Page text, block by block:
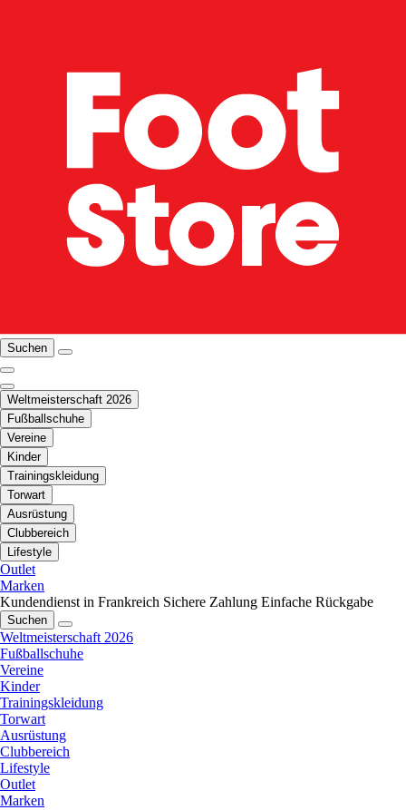
Suchen
Weltmeisterschaft 2026
Fußballschuhe
Vereine
Kinder
Trainingskleidung
Torwart
Ausrüstung
Clubbereich
Lifestyle
Outlet
Marken
Kundendienst in Frankreich Sichere Zahlung Einfache Rückgabe
Suchen
Weltmeisterschaft 2026
Fußballschuhe
Vereine
Kinder
Trainingskleidung
Torwart
Ausrüstung
Clubbereich
Lifestyle
Outlet
Marken